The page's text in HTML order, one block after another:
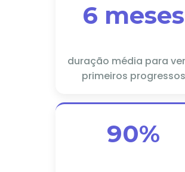
6 meses
duração média para
primeiros progressos
90%